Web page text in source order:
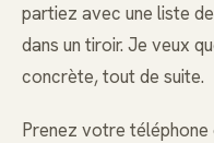
partiez avec une liste
dans un tiroir. Je veux
concrète, tout de suite.
Prenez votre téléphone